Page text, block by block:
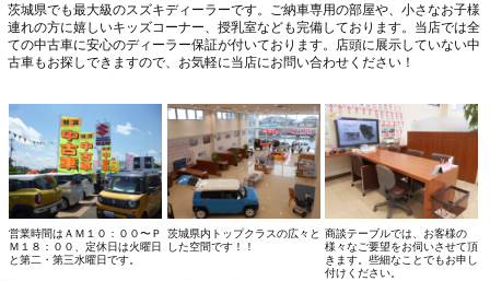
茨城県でも最大級のスズキディーラーです。ご納車専用の部屋や、小さなお子様
連れの方に嬉しいキッズコーナー、授乳室なども完備しております。当店では全
ての中古車に安心のディーラー保証が付いております。店頭に展示していない中
古車もお探しできますので、お気軽に当店にお問い合わせください！
営業時間はＡＭ１０：００〜Ｐ
Ｍ１８：００、定休日は火曜日
と第二・第三水曜日です。
茨城県内トップクラスの広々と
した空間です！！
商談テーブルでは、お客様の
様々なご要望をお伺いさせて頂
きます。些細なことでもお申し
付けください。